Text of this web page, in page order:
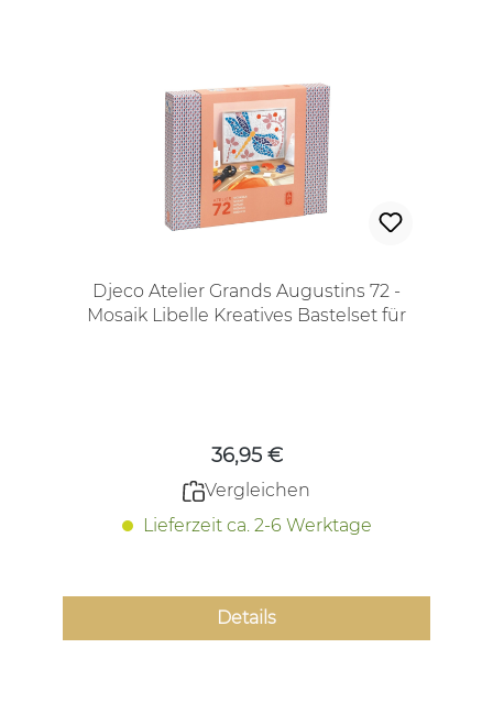
Djeco Atelier Grands Augustins 72 -
Mosaik Libelle Kreatives Bastelset für
36,95 €
Vergleichen
Lieferzeit ca. 2-6 Werktage
Details